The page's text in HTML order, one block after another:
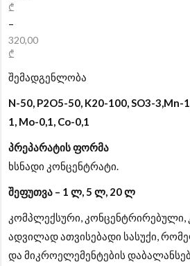
₾
–
320,00
₾
შემადგენლობა
N-50, P2O5-50, K20-100, SO3-3,Mn-
1, Mo-0,1, Co-0,1
პრეპარატის ფორმა
ხსნადი კონცენტრატი.
შეფუთვა – 1 ლ, 5 ლ, 20 ლ
კომპლექსური, კონცენტრირებული,
ადვილად ათვისებადი სასუქი,
და მიკროელემენტების დაბა